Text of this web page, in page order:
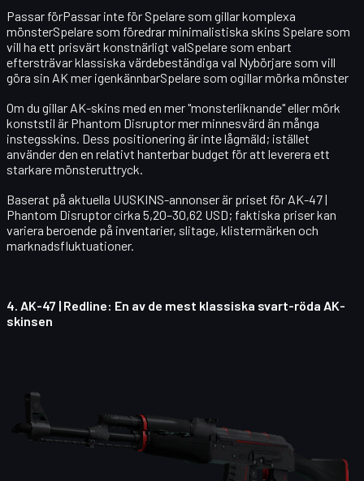
Passar förPassar inte för Spelare som gillar komplexa
mönsterSpelare som föredrar minimalistiska skins Spelare som
vill ha ett prisvärt konstnärligt valSpelare som enbart
eftersträvar klassiska värdebeständiga val Nybörjare som vill
göra sin AK mer igenkännbarSpelare som ogillar mörka mönster
Om du gillar AK-skins med en mer "monsterliknande" eller mörk
konststil är Phantom Disruptor mer minnesvärd än många
instegsskins. Dess positionering är inte lågmäld; istället
använder den en relativt hanterbar budget för att leverera ett
starkare mönsteruttryck.
Baserat på aktuella UUSKINS-annonser är priset för AK-47 |
Phantom Disruptorcirka 5,20–30,62 USD; faktiska priser kan
variera beroende på inventarier, slitage, klistermärken och
marknadsfluktuationer.
4. AK-47 | Redline: En av de mest klassiska svart-röda AK-
skinsen